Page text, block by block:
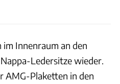
im Innenraum an den
Ledersitze wieder.
AMG-Plaketten in den